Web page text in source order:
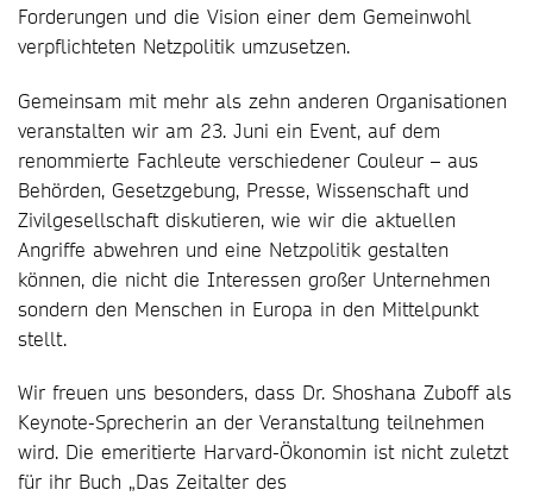
Forderungen und die Vision einer dem Gemeinwohl
verpflichteten Netzpolitik umzusetzen.
Gemeinsam mit mehr als zehn anderen Organisationen
veranstalten wir am 23. Juni ein Event, auf dem
renommierte Fachleute verschiedener Couleur – aus
Behörden, Gesetzgebung, Presse, Wissenschaft und
Zivilgesellschaft diskutieren, wie wir die aktuellen
Angriffe abwehren und eine Netzpolitik gestalten
können, die nicht die Interessen großer Unternehmen
sondern den Menschen in Europa in den Mittelpunkt
stellt.
Wir freuen uns besonders, dass Dr. Shoshana Zuboff als
Keynote-Sprecherin an der Veranstaltung teilnehmen
wird. Die emeritierte Harvard-Ökonomin ist nicht zuletzt
für ihr Buch „Das Zeitalter des